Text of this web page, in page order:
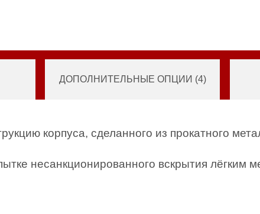
ДОПОЛНИТЕЛЬНЫЕ ОПЦИИ (4)
корпуса, сделанного из прокатного
несанкционированного вскрытия лёгким